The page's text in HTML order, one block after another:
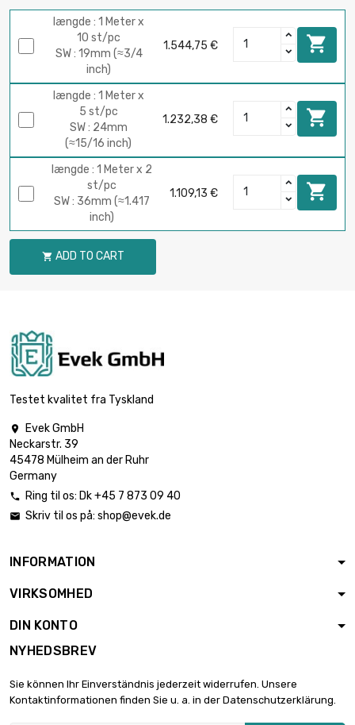
længde : 1 Meter x
10 st/pc
SW : 19mm (≈3/4
inch)
1.544,75 € 
længde : 1 Meter x
5 st/pc
SW : 24mm
(≈15/16 inch)
1.232,38 € 
længde : 1 Meter x 2
st/pc
SW : 36mm (≈1.417
inch)
1.109,13 € 
 ADD TO CART
Testet kvalitet fra Tyskland

Evek GmbH
Neckarstr. 39
45478 Mülheim an der Ruhr
Germany
 Ring til os: Dk +45 7 873 09 40
 Skriv til os på: shop@evek.de
INFORMATION
VIRKSOMHED
DIN KONTO
NYHEDSBREV
Sie können Ihr Einverständnis jederzeit widerrufen. Unsere
Kontaktinformationen finden Sie u. a. in der Datenschutzerklärung.